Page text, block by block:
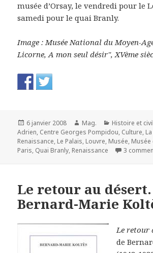
musée d’Orsay, le vendredi pour le
samedi pour le quai Branly.
Image : Musée National du Moyen-
Licorne, A mon seul désir", XVème
Publié
le
6 janvier 2008 Auteur
Mag. Catégories
Histoire et
Adrien, Centre Georges Pompidou, Culture,
Renaissance, Le Palais, Louvre, Musée,
Paris, Quai Branly, Renaissance 3
Le retour au désert.
Bernard-Marie
Le retour
de